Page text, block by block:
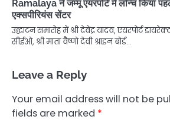
Ramalaya ने जम्मू एयरपोर्ट में लॉन्च किया
एक्सपीरियंस सेंटर
उद्घाटन समारोह में श्री देवेंद्र यादव, एयरपोर्ट
सीईओ, श्री माता वैष्णो देवी श्राइन बोर्ड…
Leave a Reply
Your email address will not be
fields are marked *